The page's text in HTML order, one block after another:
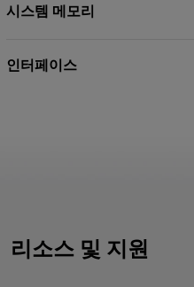
시스템 메모리
인터페이스
리소스 및 지원